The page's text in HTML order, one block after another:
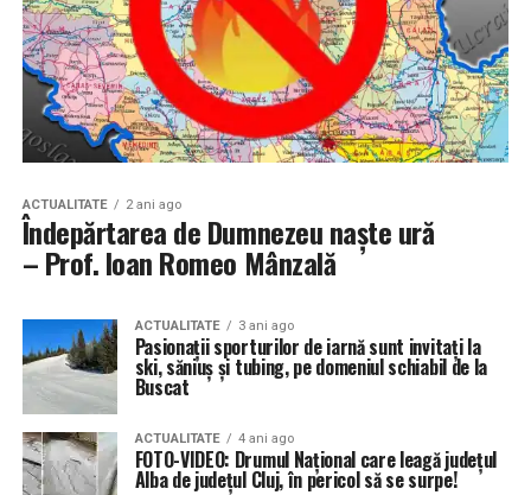
ACTUALITATE 2 ani ago
Îndepărtarea de Dumnezeu naște ură
– Prof. Ioan Romeo Mânzală
ACTUALITATE 3 ani ago
Pasionații sporturilor de iarnă sunt invitați la
ski, săniuș și tubing, pe domeniul schiabil de la
Buscat
ACTUALITATE 4 ani ago
FOTO-VIDEO: Drumul Național care leagă județul
Alba de județul Cluj, în pericol să se surpe!